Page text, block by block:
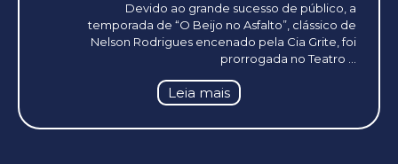
Devido ao grande sucesso de público, a
temporada de “O Beijo no Asfalto”, clássico de
Nelson Rodrigues encenado pela Cia Grite, foi
prorrogada no Teatro ...
Leia mais